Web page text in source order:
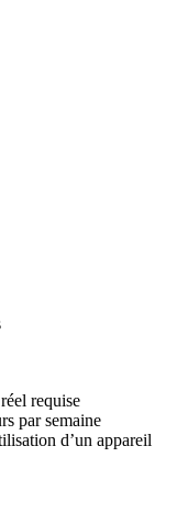
requise
par semaine
d’un appareil